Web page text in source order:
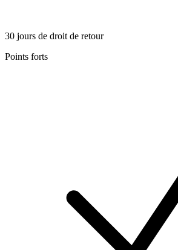
30 jours de droit de retour
Points forts